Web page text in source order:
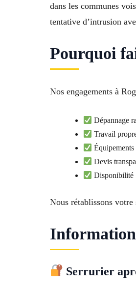
dans les communes
tentative d’intrusion
Pourquoi
Nos engagements à
Dépannage
Travail
Devis
Disponibilité
Nous rétablissons
Serrurier